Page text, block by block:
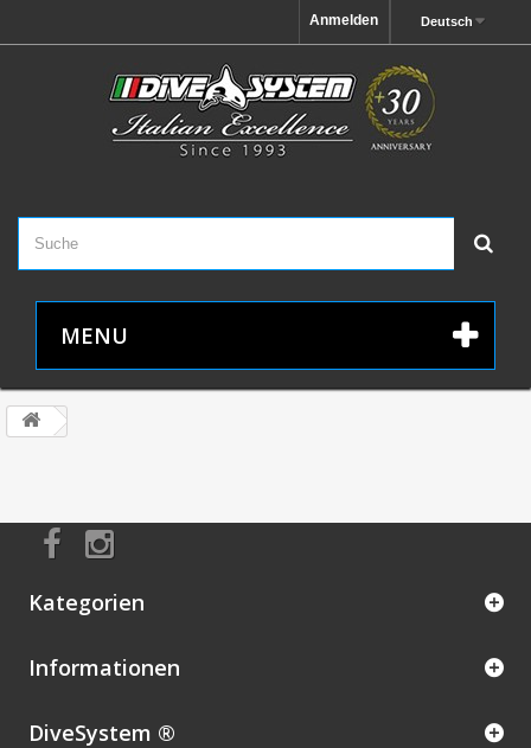
Deutsch
Anmelden
MENU
Kategorien
Informationen
DiveSystem ®